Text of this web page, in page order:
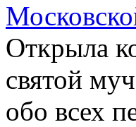
Открыла
святой
обо всех